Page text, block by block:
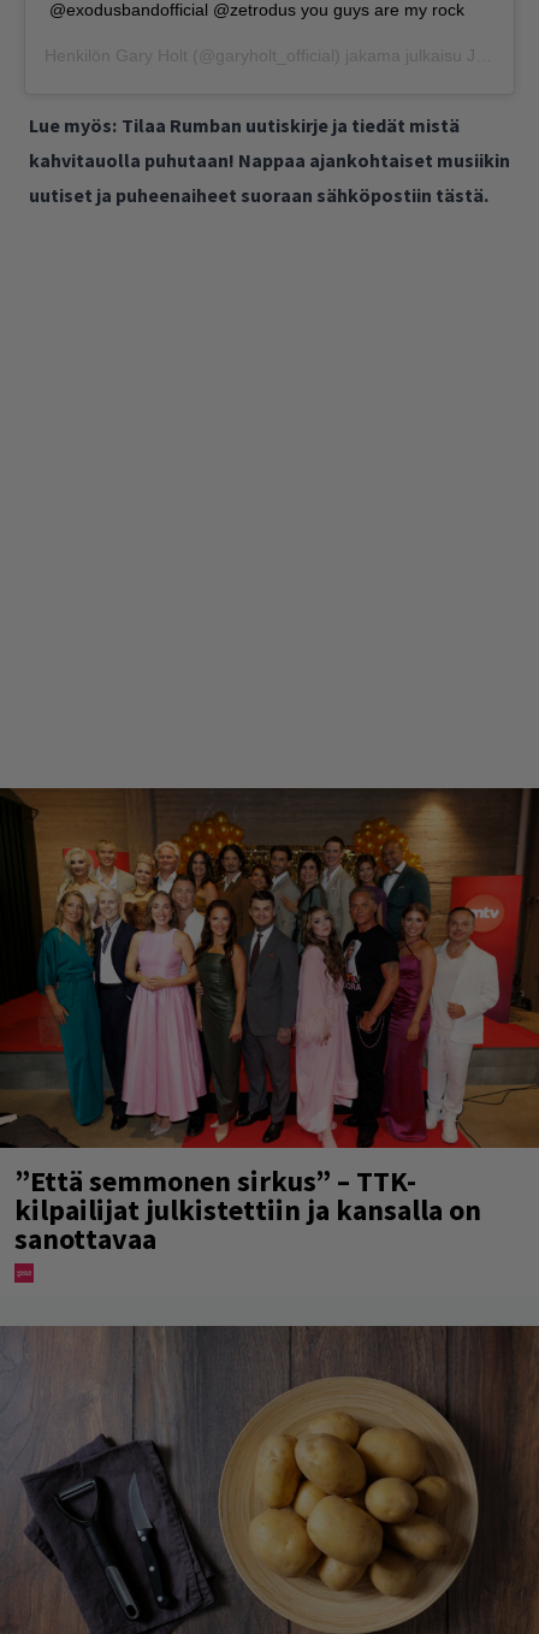
@exodusbandofficial @zetrodus you guys are my rock
Henkilön Gary Holt (@garyholt_official) jakama julkaisu Joulu 2, 2018 kello 2.31 PST
Lue myös: Tilaa Rumban uutiskirje ja tiedät mistä
kahvitauolla puhutaan! Nappaa ajankohtaiset musiikin
uutiset ja puheenaiheet suoraan sähköpostiin tästä.
”Että semmonen sirkus” – TTK-
kilpailijat julkistettiin ja kansalla on
sanottavaa